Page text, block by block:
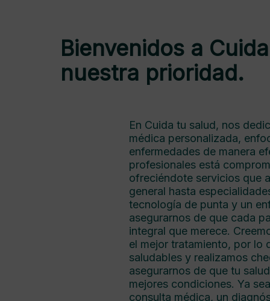
Bienvenidos a
nuestra prioridad.
En Cuida tu salud, nos
médica personalizada,
enfermedades de manera
profesionales está
ofreciéndote servicios que
general hasta
tecnología de punta y un
asegurarnos de que cada
integral que merece.
el mejor tratamiento, por lo
saludables y realizamos
asegurarnos de que tu
mejores condiciones. Ya
consulta médica, un